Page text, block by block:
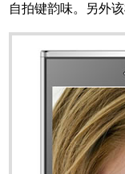
自拍键韵味。另外